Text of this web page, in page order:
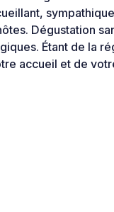
Dégustation
Étant de la
accueil et de